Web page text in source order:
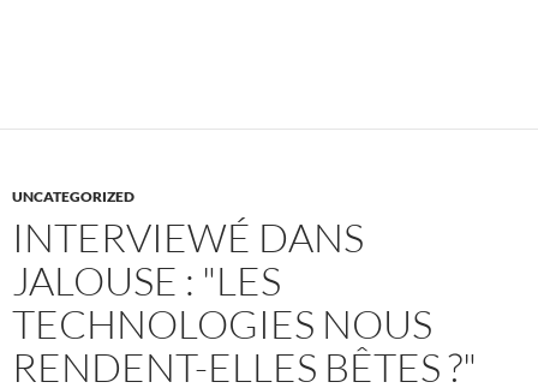
UNCATEGORIZED
INTERVIEWÉ DANS
JALOUSE : "LES
TECHNOLOGIES NOUS
RENDENT-ELLES BÊTES ?"